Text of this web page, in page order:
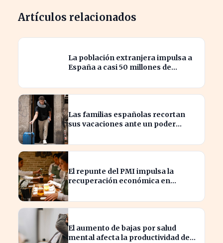
Artículos relacionados
La población extranjera impulsa a
España a casi 50 millones de
Las familias españolas recortan
sus vacaciones ante un poder
El repunte del PMI impulsa la
recuperación económica en
crecimiento
El aumento de bajas por salud
mental afecta la productividad de